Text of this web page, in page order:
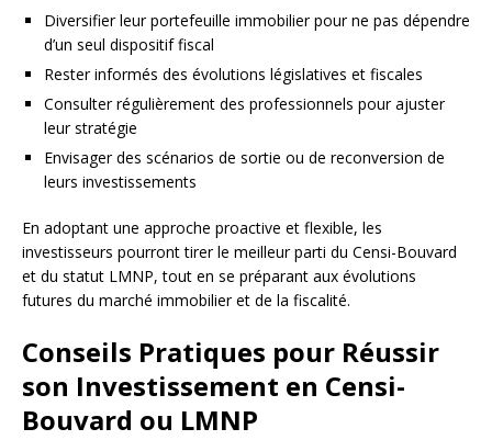
Diversifier leur portefeuille immobilier pour ne pas dépendre
d’un seul dispositif fiscal
Rester informés des évolutions législatives et fiscales
Consulter régulièrement des professionnels pour ajuster
leur stratégie
Envisager des scénarios de sortie ou de reconversion de
leurs investissements
En adoptant une approche proactive et flexible, les
investisseurs pourront tirer le meilleur parti du Censi-Bouvard
et du statut LMNP, tout en se préparant aux évolutions
futures du marché immobilier et de la fiscalité.
Conseils Pratiques pour Réussir
son Investissement en Censi-
Bouvard ou LMNP